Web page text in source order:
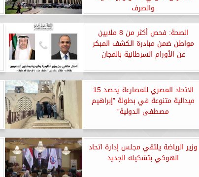
والصرف
الصحة: فحص أكثر من 8 ملايين
مواطن ضمن مبادرة الكشف المبكر
عن الأورام السرطانية بالمجان
الاتحاد المصري للمصارعة يحصد 15
ميدالية متنوعة في بطولة ”إبراهيم
مصطفى الدولية”
وزير الرياضة يلتقي مجلس إدارة اتحاد
الهوكي بتشكيله الجديد